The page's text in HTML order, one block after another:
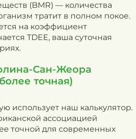
(BMR) — количества
тратит в полном покое.
на коэффициент
TDEE, ваша суточная
Сан-Жеора
точная)
использует наш калькулятор.
ассоциацией
точной для современных